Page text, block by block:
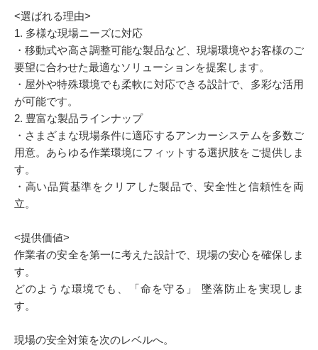
<選ばれる理由>
1. 多様な現場ニーズに対応
・移動式や高さ調整可能な製品など、現場環境やお客様のご
要望に合わせた最適なソリューションを提案します。
・屋外や特殊環境でも柔軟に対応できる設計で、多彩な活用
が可能です。
2. 豊富な製品ラインナップ
・さまざまな現場条件に適応するアンカーシステムを多数ご
用意。あらゆる作業環境にフィットする選択肢をご提供しま
す。
・高い品質基準をクリアした製品で、安全性と信頼性を両
立。
<提供価値>
作業者の安全を第一に考えた設計で、現場の安心を確保しま
す。
どのような環境でも、「命を守る」 墜落防止を実現しま
す。
現場の安全対策を次のレベルへ。